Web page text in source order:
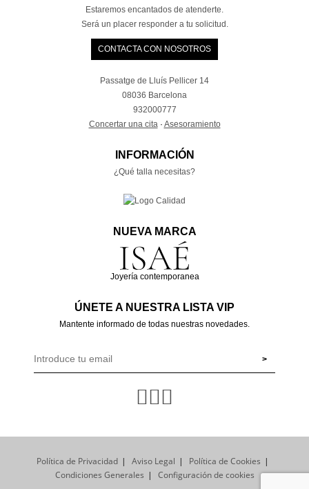
Estaremos encantados de atenderte.
Será un placer responder a tu solicitud.
CONTACTA CON NOSOTROS
Passatge de Lluís Pellicer 14
08036 Barcelona
932000777
Concertar una cita· Asesoramiento
INFORMACIÓN
¿Qué talla necesitas?
NUEVA MARCA
Joyería contemporanea
ÚNETE A NUESTRA LISTA VIP
Mantente informado de todas nuestras novedades.
Política de Privacidad Aviso Legal
Política de Cookies
Condiciones Generales
Configuración de cookies